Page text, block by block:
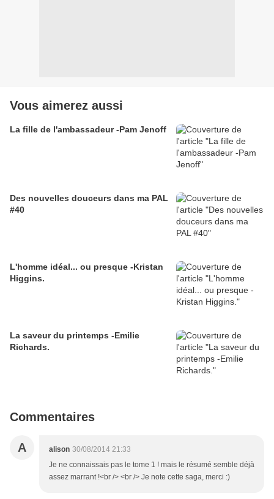
Vous aimerez aussi
La fille de l'ambassadeur -Pam Jenoff
Des nouvelles douceurs dans ma PAL
#40
L'homme idéal... ou presque -Kristan
Higgins.
La saveur du printemps -Emilie
Richards.
Commentaires
A alison 30/08/2014 21:33
Je ne connaissais pas le tome 1 ! mais le résumé semble déjà
assez marrant !<br /> <br /> Je note cette saga, merci :)